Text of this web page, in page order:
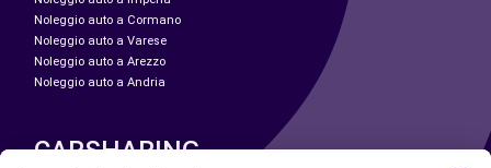
Noleggio auto a Cormano
Noleggio auto a Varese
Noleggio auto a Arezzo
Noleggio auto a Andria
CARSHARING